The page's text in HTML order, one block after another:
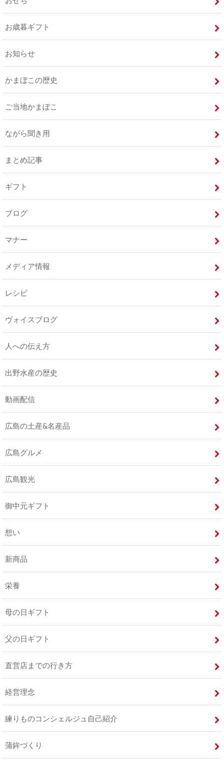
お歳暮ギフト
お知らせ
かまぼこの歴史
ご当地かまぼこ
ながら聞き用
まとめ記事
ギフト
ブログ
マナー
メディア情報
レシピ
ヴォイスブログ
人への伝え方
出野水産の歴史
動画配信
広島の土産&名産品
広島グルメ
広島観光
御中元ギフト
想い
新商品
栄養
母の日ギフト
父の日ギフト
直営店までの行き方
経営理念
練りものコンシェルジュ自己紹介
蒲鉾づくり